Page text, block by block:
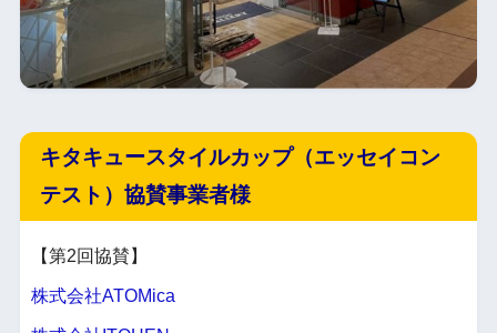
キタキュースタイルカップ（エッセイコン
テスト）協賛事業者様
【第2回協賛】
株式会社ATOMica